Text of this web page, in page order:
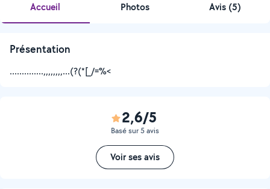
Accueil Photos Avis (5)
Présentation
..............,,,,,,,,...(?(*[_/=%<
2,6/5
Basé sur 5 avis
Voir ses avis